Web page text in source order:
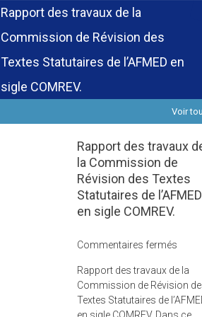
Rapport des travaux de la
Commission de Révision des
Textes Statutaires de l’AFMED en
sigle COMREV.
Voir
Rapport des travaux
la Commission de
Révision des Textes
Statutaires de l’AFMED
en sigle COMREV.
Commentaires fermés
des
de
Rapport des travaux de la
Commission de Révision
Textes Statutaires de
en sigle COMREV. Dans ce